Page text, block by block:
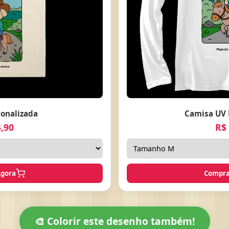
Camisa
🎨 Colorir este desenho também!